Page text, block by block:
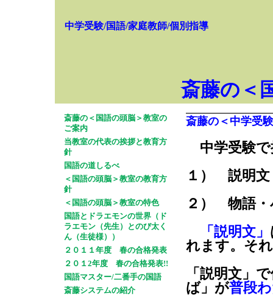
中学受験/国語/家庭教師/個別指導
斎藤の＜
斎藤の＜国語の頭脳＞教室の
ご案内
当教室の代表の挨拶と教育方
針
国語の道しるべ
＜国語の頭脳＞教室の教育方
針
＜国語の頭脳＞教室の特色
国語とドラエモンの世界（ド
ラエモン（先生）とのび太く
ん（生徒様））
２０１１年度 春の合格発表
２０１2年度 春の合格発表!!
国語マスター/二番手の国語
斎藤システムの紹介
斎藤の＜中学受
中学受験
１） 説明文
２） 物語
「説明文」
れます。そ
「説明文」
ば」が普段